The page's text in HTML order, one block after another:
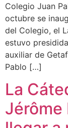
Colegio Juan
octubre se
del Colegio, el
estuvo
auxiliar de
Pablo […]
La
Jérôme